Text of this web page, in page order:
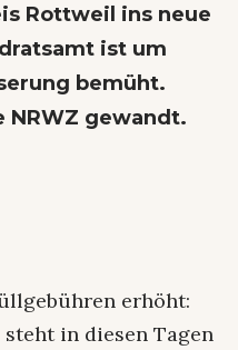
Rottweil ins neue
ist um
bemüht.
NRWZ gewandt.
erhöht:
in diesen Tagen